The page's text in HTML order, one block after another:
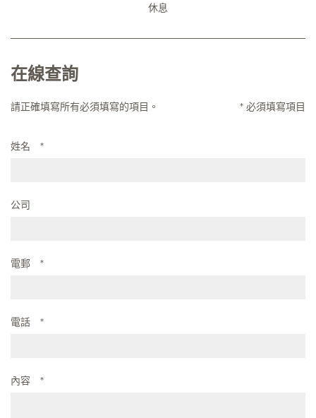
休息
在線查詢
請正確填寫所有必須填寫的項目。 * 必須填寫項目
姓名 *
公司
電郵 *
電話 *
內容 *